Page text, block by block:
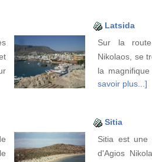
Latsida
Sur la
Nikolaos, se
la
savoir plus...]
Sitia
Sitia est une
d'Agios